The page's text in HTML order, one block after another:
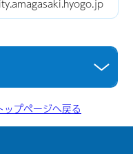
ップページへ戻る